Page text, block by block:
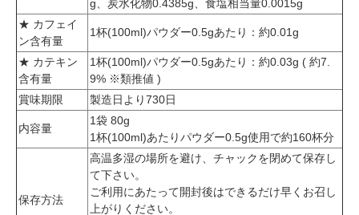
g、炭水化物0.4385g、食塩相当量0.0015g
★ カフェイ
ン含有量
1杯(100ml)パウダー0.5gあたり：約0.01g
★ カテキン
含有量
1杯(100ml)パウダー0.5gあたり：約0.03g ( 約7.
9% ※類推値 )
賞味期限
製造日より730日
内容量
1袋 80g
1杯(100ml)あたりパウダー0.5g使用で約160杯分
保存方法
高温多湿の場所を避け、チャックを閉めて保存し
て下さい。
ご利用にあたって開封後はできるだけ早くお召し
上がりください。